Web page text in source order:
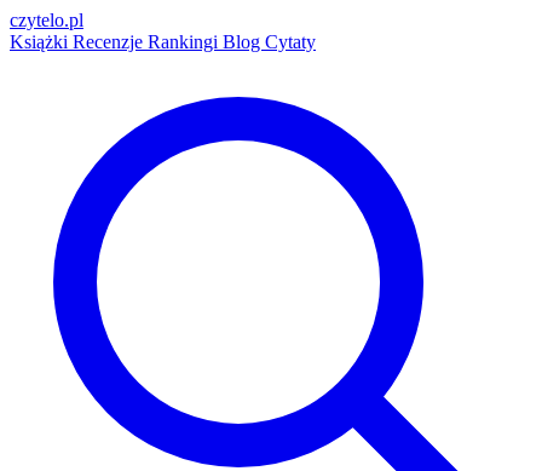
czytelo.pl
Książki Recenzje Rankingi Blog Cytaty